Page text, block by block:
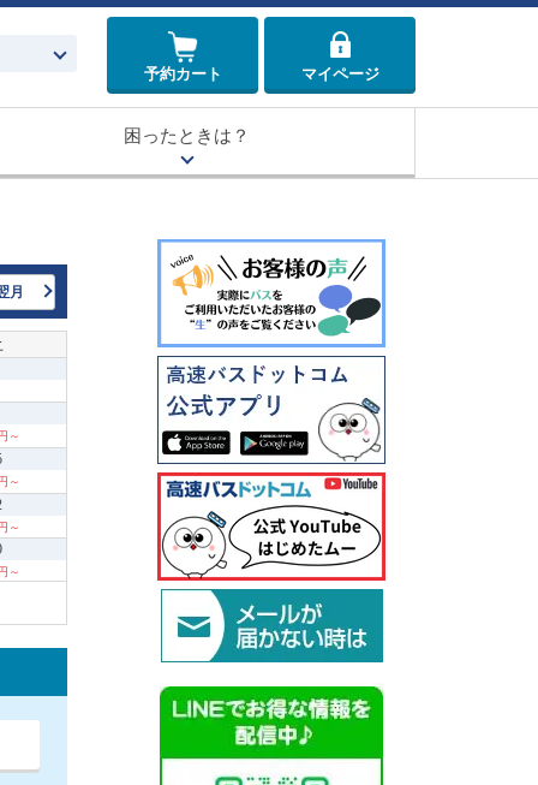
予約カート
マイページ
困ったときは？
月
～
～
～
～